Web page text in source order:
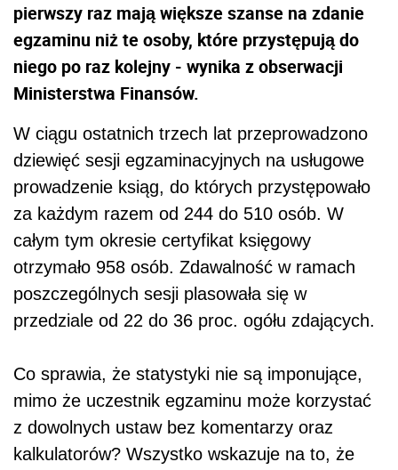
pierwszy raz mają większe szanse na zdanie
egzaminu niż te osoby, które przystępują do
niego po raz kolejny - wynika z obserwacji
Ministerstwa Finansów.
W ciągu ostatnich trzech lat przeprowadzono
dziewięć sesji egzaminacyjnych na usługowe
prowadzenie ksiąg, do których przystępowało
za każdym razem od 244 do 510 osób. W
całym tym okresie certyfikat księgowy
otrzymało 958 osób. Zdawalność w ramach
poszczególnych sesji plasowała się w
przedziale od 22 do 36 proc. ogółu zdających.
Co sprawia, że statystyki nie są imponujące,
mimo że uczestnik egzaminu może korzystać
z dowolnych ustaw bez komentarzy oraz
kalkulatorów? Wszystko wskazuje na to, że